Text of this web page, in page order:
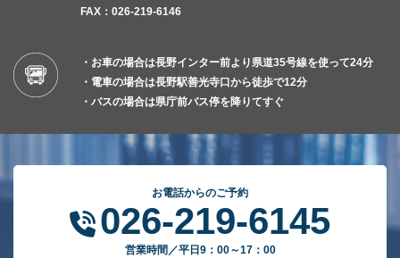
FAX：026-219-6146
・お車の場合は長野インター前より県道35号線を使って24分
・電車の場合は長野駅善光寺口から徒歩で12分
・バスの場合は県庁前バス停を降りてすぐ
お電話からのご予約
026-219-6145
営業時間／平日9：00～17：00